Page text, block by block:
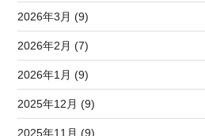
2026年3月 (9)
2026年2月 (7)
2026年1月 (9)
2025年12月 (9)
2025年11月 (9)